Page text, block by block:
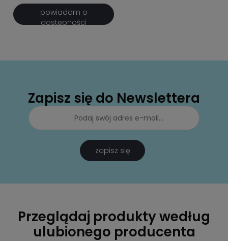
powiadom o
dostępności
Zapisz się do Newslettera
zapisz się
Przeglądaj produkty według
ulubionego producenta